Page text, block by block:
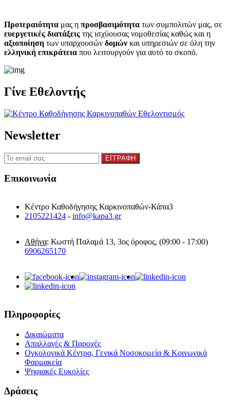
Προτεραιότητα μας η προσβασιμότητα των συμπολιτών μας, σε
ευεργετικές διατάξεις της ισχύουσας νομοθεσίας καθώς και η
αξιοποίηση των υπαρχουσών δομών και υπηρεσιών σε όλη την
ελληνική επικράτεια που λειτουργούν για αυτό το σκοπό.​
Γίνε Εθελοντής
Newsletter
Επικοινωνία
Κέντρο Καθοδήγησης Καρκινοπαθών-Κάπα3
2105221424 - info@kapa3.gr
Αθήνα: Κωστή Παλαμά 13, 3ος όροφος, (09:00 - 17:00)
6906265170
Πληροφορίες
Δικαιώματα
Απαλλαγές & Παροχές
Ογκολογικά Κέντρα, Γενικά Νοσοκομεία & Κοινωνικά
Φαρμακεία
Ψηφιακές Ευκολίες
Δράσεις